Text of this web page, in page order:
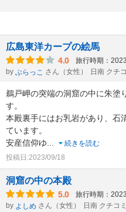
広島東洋カープの絵馬
4.0 旅行時期：
by ぶらっこ さん（女性） 日南 クチ
鵜戸岬の突端の洞窟の中に朱塗
す。
本殿裏手にはお乳岩があり、石
ています。
安産信仰ゆ
続きを読む
投稿日:2023/09/18
洞窟の中の本殿
5.0 旅行時期：
by よしめ さん（女性） 日南 クチコ